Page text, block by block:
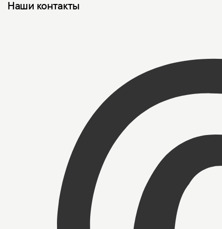
Наши контакты